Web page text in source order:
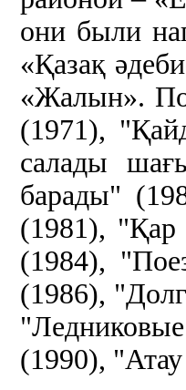
они были
«Қазақ
«Жалын».
(1971),
салады
барады"
(1981), "Қар
(1984),
(1986),
(1990),